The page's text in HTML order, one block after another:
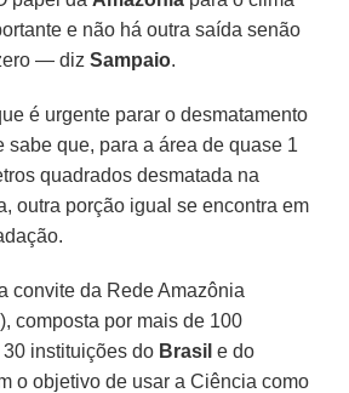
e não há outra saída senão
— dizSampaio.
é urgente parar o desmatamento
sabe que, para a área de quase 1
quadrados desmatada na
outra porção igual se encontra em
convite da Rede Amazônia
), composta por mais de 100
instituições do Brasil e do
o objetivo de usar a Ciência como